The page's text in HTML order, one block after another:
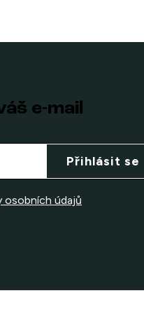
e-mail
osobních údajů
Přihlásit se